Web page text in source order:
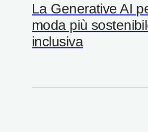
La Generative AI
moda più
inclusiva